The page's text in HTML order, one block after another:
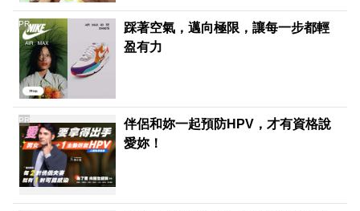
踩著空氣，邁向極限，讓每一步都輕
盈有力
PR
伴侶和妳一起預防HPV，才有資格說
愛妳！
PR